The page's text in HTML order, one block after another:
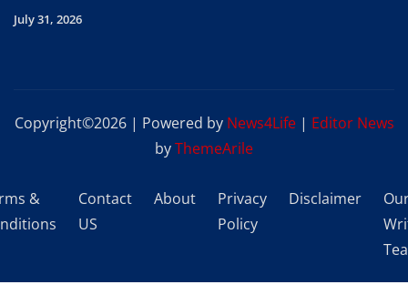
July 31, 2026
Copyright©2026 | Powered by News4Life | Editor News
byThemeArile
&
Contact
US
About
Privacy
Policy
Disclaimer